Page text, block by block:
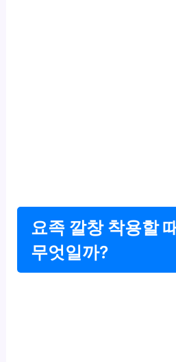
요족 깔창 착용할
무엇일까?